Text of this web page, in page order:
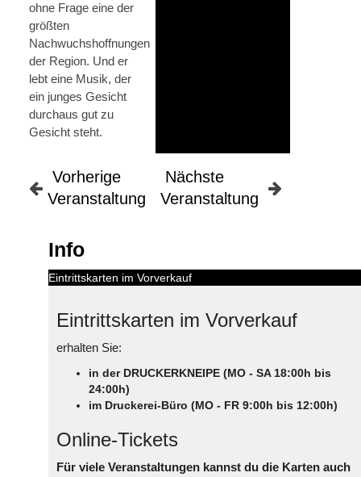
ohne Frage eine der
größten
Nachwuchshoffnungen
der Region. Und er
lebt eine Musik, der
ein junges Gesicht
durchaus gut zu
Gesicht steht.
Vorherige
Veranstaltung
Nächste
Veranstaltung
Info
Eintrittskarten im Vorverkauf
Eintrittskarten im Vorverkauf
erhalten Sie:
in der DRUCKERKNEIPE (MO - SA 18:00h bis
24:00h)
im Druckerei-Büro (MO - FR 9:00h bis 12:00h)
Online-Tickets
Für viele Veranstaltungen kannst du die Karten auch